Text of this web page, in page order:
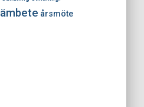
ämbete årsmöte